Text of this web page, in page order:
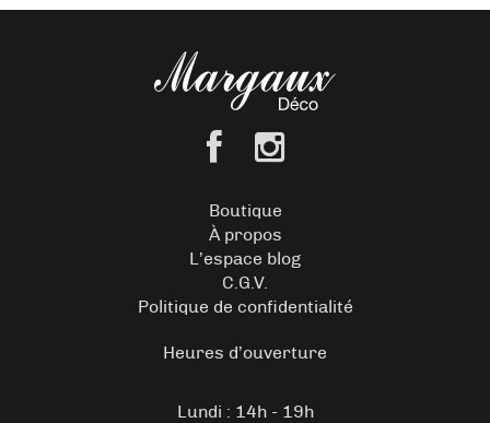
Boutique
À propos
L’espace blog
C.G.V.
Politique de confidentialité
Heures d’ouverture
Lundi : 14h - 19h